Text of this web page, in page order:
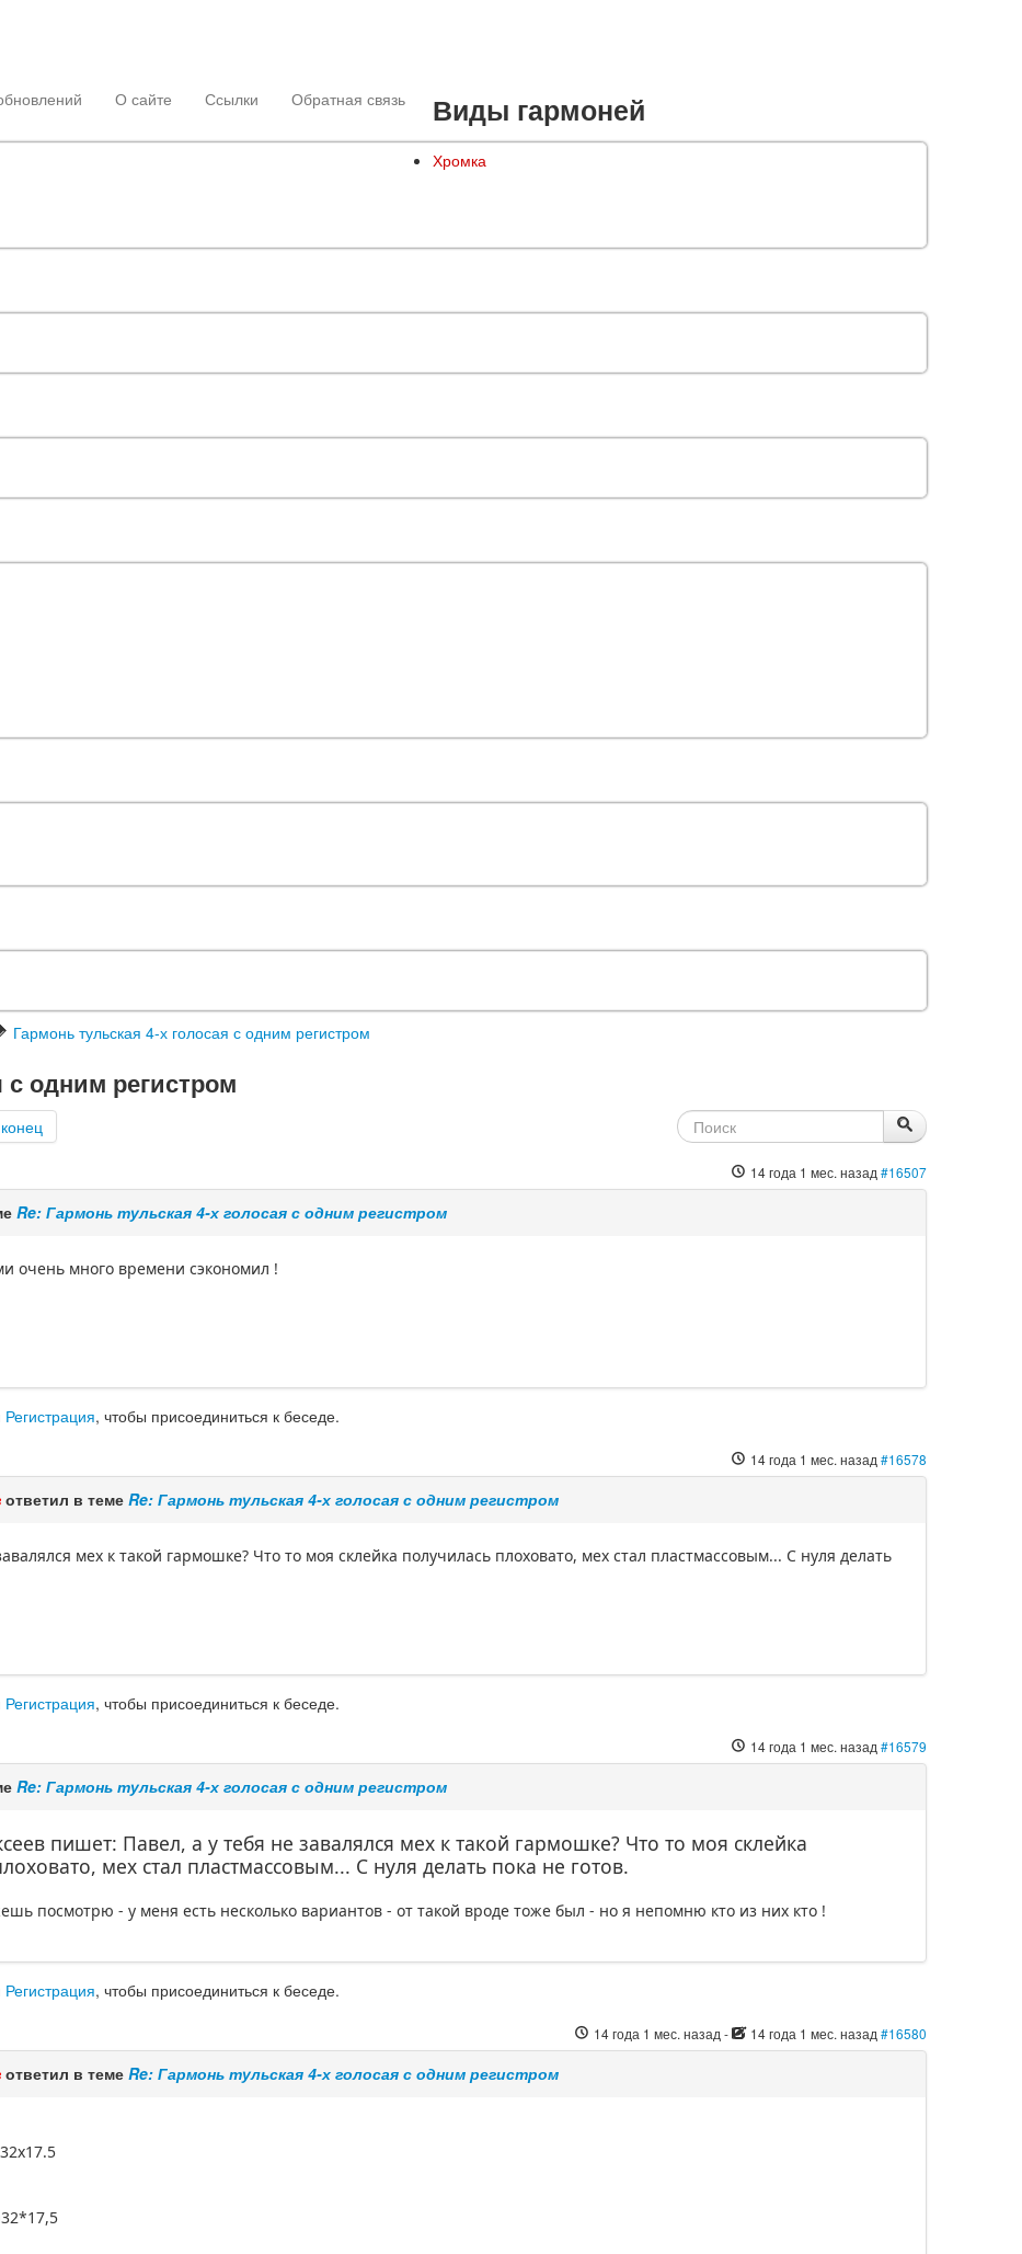
О сайте Ссылки Обратная связь Виды гармоней
Хромка
Гармонь тульская 4-х голосая с одним регистром
одним регистром
14 года 1 мес. назад #16507
Re: Гармонь тульская 4-х голосая с одним регистром
очень много времени сэкономил !
Регистрация, чтобы присоединиться к беседе.
14 года 1 мес. назад #16578
ответил в темеRe: Гармонь тульская 4-х голосая с одним регистром
мех к такой гармошке? Что то моя склейка получилась плоховато, мех стал пластмассовым... С нуля делать
Регистрация, чтобы присоединиться к беседе.
14 года 1 мес. назад #16579
Re: Гармонь тульская 4-х голосая с одним регистром
пишет: Павел, а у тебя не завалялся мех к такой гармошке? Что то моя склейка
мех стал пластмассовым... С нуля делать пока не готов.
посмотрю - у меня есть несколько вариантов - от такой вроде тоже был - но я непомню кто из них кто !
Регистрация, чтобы присоединиться к беседе.
14 года 1 мес. назад - 14 года 1 мес. назад #16580
ответил в темеRe: Гармонь тульская 4-х голосая с одним регистром